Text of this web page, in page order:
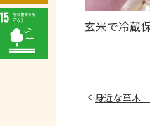
玄米で冷蔵
身近な草木